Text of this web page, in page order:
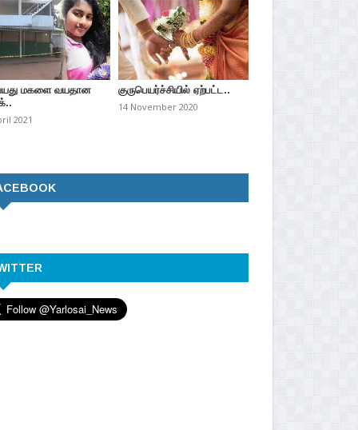
மகளை வயதான
2021
குருபெயர்ச்சியில் ஏற்பட்ட..
14 November 2020